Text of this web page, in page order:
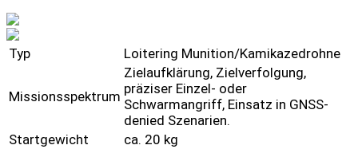
Typ Loitering Munition/Kamikazedrohne
Missionsspektrum
Zielaufklärung, Zielverfolgung,
präziser Einzel- oder
Schwarmangriff, Einsatz in GNSS-
denied Szenarien.
Startgewicht
ca. 20 kg